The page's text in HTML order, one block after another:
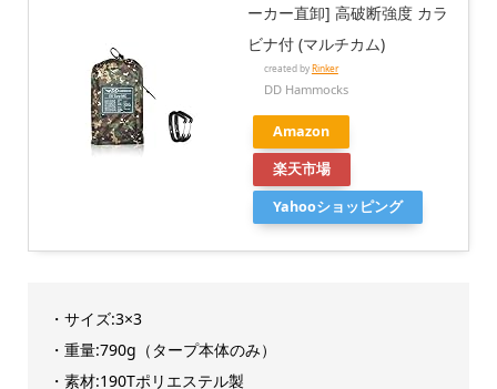
ーカー直卸] 高破断強度 カラ
ビナ付 (マルチカム)
created byRinker
DD Hammocks
Amazon
楽天市場
Yahooショッピング
・サイズ:3×3
・重量:790g（タープ本体のみ）
・素材:190Tポリエステル製